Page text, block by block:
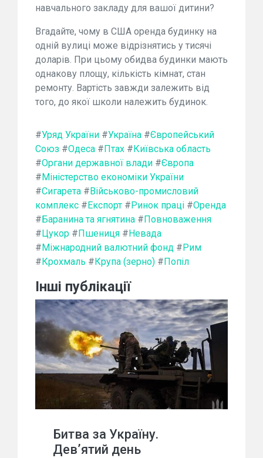
навчального закладу для вашої дитини?
Вгадайте, чому в США оренда будинку на
одній вулиці може відрізнятись у тисячі
доларів. При цьому обидва будинки мають
однакову площу, кількість кімнат, стан
ремонту. Вартість завжди залежить від
того, до якої школи належить будинок.
#Уряд України #Україна #Європейський
Союз #Одеса #Птах #Київська область
#Органи державної влади #Європа
#Міністерство економіки України
#Сигарета #Військово-промисловий
комплекс #Експорт #Ринок праці #Оренда
#Баранина та ягнятина #Повноваження
#Цукор #Пшениця #Невада
#Міжнародний валютний фонд #Рим
#Крохмаль #Крупа (зерно) #Попіл
Інші публікації
Битва за Україну.
Дев’ятий день